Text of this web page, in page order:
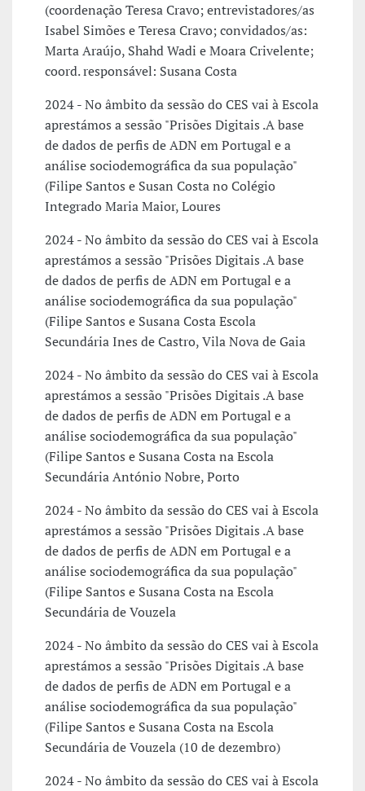
(coordenação Teresa Cravo; entrevistadores/as
Isabel Simões e Teresa Cravo; convidados/as:
Marta Araújo, Shahd Wadi e Moara Crivelente;
coord. responsável: Susana Costa
2024 - No âmbito da sessão do CES vai à Escola
aprestámos a sessão "Prisões Digitais .A base
de dados de perfis de ADN em Portugal e a
análise sociodemográfica da sua população"
(Filipe Santos e Susan Costa no Colégio
Integrado Maria Maior, Loures
2024 - No âmbito da sessão do CES vai à Escola
aprestámos a sessão "Prisões Digitais .A base
de dados de perfis de ADN em Portugal e a
análise sociodemográfica da sua população"
(Filipe Santos e Susana Costa Escola
Secundária Ines de Castro, Vila Nova de Gaia
2024 - No âmbito da sessão do CES vai à Escola
aprestámos a sessão "Prisões Digitais .A base
de dados de perfis de ADN em Portugal e a
análise sociodemográfica da sua população"
(Filipe Santos e Susana Costa na Escola
Secundária António Nobre, Porto
2024 - No âmbito da sessão do CES vai à Escola
aprestámos a sessão "Prisões Digitais .A base
de dados de perfis de ADN em Portugal e a
análise sociodemográfica da sua população"
(Filipe Santos e Susana Costa na Escola
Secundária de Vouzela
2024 - No âmbito da sessão do CES vai à Escola
aprestámos a sessão "Prisões Digitais .A base
de dados de perfis de ADN em Portugal e a
análise sociodemográfica da sua população"
(Filipe Santos e Susana Costa na Escola
Secundária de Vouzela (10 de dezembro)
2024 - No âmbito da sessão do CES vai à Escola